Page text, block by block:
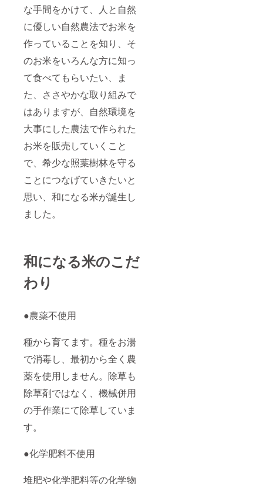
な手間をかけて、人と自然
に優しい自然農法でお米を
作っていることを知り、そ
のお米をいろんな方に知っ
て食べてもらいたい、ま
た、ささやかな取り組みで
はありますが、自然環境を
大事にした農法で作られた
お米を販売していくこと
で、希少な照葉樹林を守る
ことにつなげていきたいと
思い、和になる米が誕生し
ました。
和になる米のこだ
わり
●農薬不使用
種から育てます。種をお湯
で消毒し、最初から全く農
薬を使用しません。除草も
除草剤ではなく、機械併用
の手作業にて除草していま
す。
●化学肥料不使用
堆肥や化学肥料等の化学物